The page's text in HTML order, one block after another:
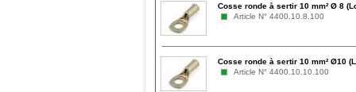
Cosse ronde à sertir 10 mm² Ø 8
Article N° 4400.10.8.100
Cosse ronde à sertir 10 mm² Ø10
Article N° 4400.10.10.100